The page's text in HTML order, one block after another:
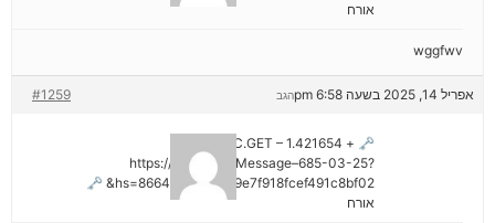
אורח
wggfwv
אפריל 14, 2025 בשעה 6:58 pm #1259 הגב
🗝 + 1.421654 BTC.GET –
https://graph.org/Message–685-03-25?
hs=8664c520642b9e7f918fcef491c8bf02& 🗝
אורח